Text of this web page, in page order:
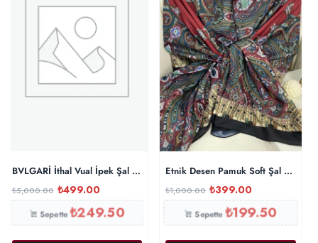
BVLGARİ İthal Vual İpek Şal – Siyah
₺5,000.00 ₺499.00
Sepette₺249.50
Etnik Desen Pamuk Soft Şal 83926
₺1,000.00 ₺399.00
Sepette₺199.50